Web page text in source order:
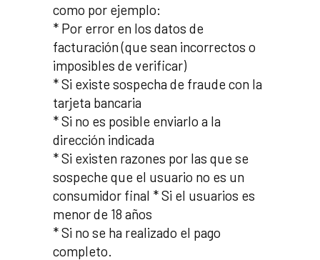
como por ejemplo:
* Por error en los datos de
facturación (que sean incorrectos o
imposibles de verificar)
* Si existe sospecha de fraude con la
tarjeta bancaria
* Si no es posible enviarlo a la
dirección indicada
* Si existen razones por las que se
sospeche que el usuario no es un
consumidor final * Si el usuarios es
menor de 18 años
* Si no se ha realizado el pago
completo.